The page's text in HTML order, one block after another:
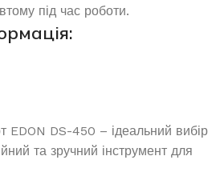
під час роботи.
DS-450 – ідеальний вибір
та зручний інструмент для